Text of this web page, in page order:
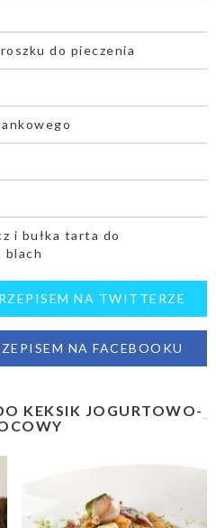
do pieczenia
i bułka tarta do
blach
NA TWITTERZE
NA FACEBOOKU
KEKSIK JOGURTOWO-